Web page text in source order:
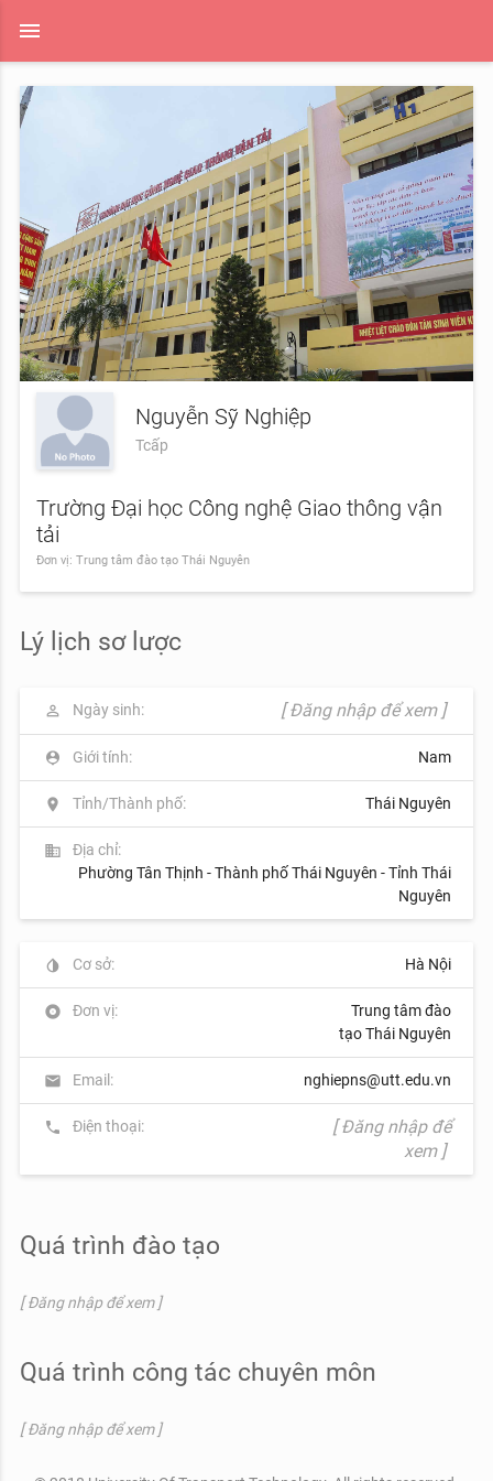
menu
Nguyễn Sỹ Nghiệp
Tcấp
Trường Đại học Công nghệ Giao thông vận
tải
Đơn vị: Trung tâm đào tạo Thái Nguyên
Lý lịch sơ lược
perm_identity Ngày sinh: [ Đăng nhập để xem ]
person_pin Giới tính: Nam
location_on Tỉnh/Thành phố: Thái Nguyên
business
Địa chỉ:
Phường Tân Thịnh - Thành phố Thái Nguyên - Tỉnh Thái
Nguyên
invert_colors Cơ sở: Hà Nội
album Đơn vị:
Trung tâm đào
tạo Thái Nguyên
mail Email: nghiepns@utt.edu.vn
phone Điện thoại:
[ Đăng nhập để
xem ]
Quá trình đào tạo
[ Đăng nhập để xem ]
Quá trình công tác chuyên môn
[ Đăng nhập để xem ]